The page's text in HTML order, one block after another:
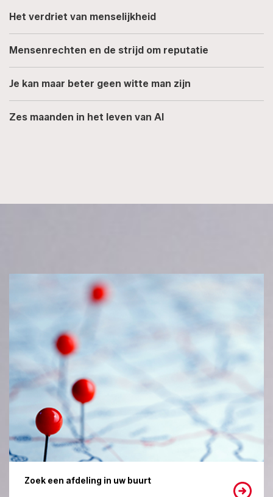
Het verdriet van menselijkheid
Mensenrechten en de strijd om reputatie
Je kan maar beter geen witte man zijn
Zes maanden in het leven van AI
Zoek een afdeling in uw buurt